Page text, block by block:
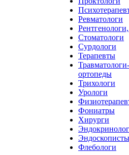
Ревматологи
Стоматологи
Сурдологи
Терапевты
Травматологи-
ортопеды
Трихологи
Урологи
Фониатры
Хирурги
Эндоскописты
Флебологи